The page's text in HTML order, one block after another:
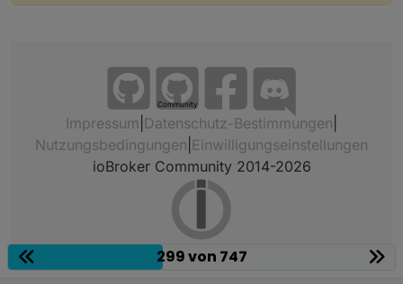
Community
Impressum Datenschutz-Bestimmungen
Nutzungsbedingungen Einwilligungseinstellungen
ioBroker Community 2014-2026
299 von 747